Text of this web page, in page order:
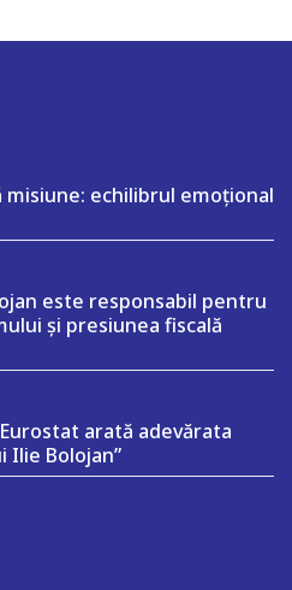
misiune: echilibrul emoțional
este responsabil pentru
și presiunea fiscală
arată adevărata
Ilie Bolojan”